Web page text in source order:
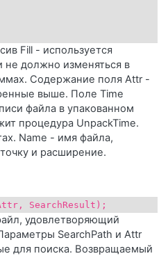
Fill - используется
должно изменяться в
Содержание поля Attr -
выше. Поле Time
файла в упакованном
процедура UnpackTime.
Name - имя файла,
и расширение.
SearchResult);
удовлетворяющий
SearchPath и Аttr
для поиска. Возвращаемый